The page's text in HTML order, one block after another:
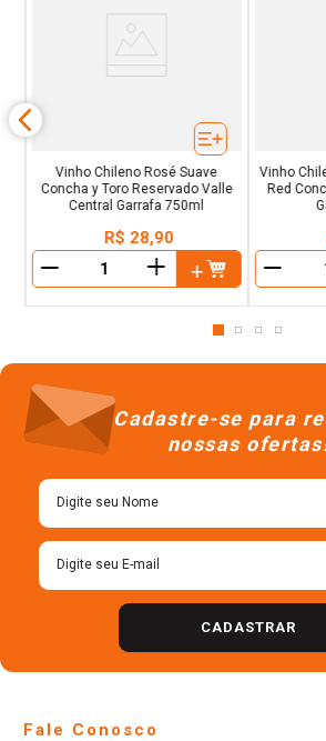
Vinho Chileno Rosé Suave
Concha y Toro Reservado Valle
Central Garrafa 750ml
R$ 28,90
＋
Vinho
Red
Cadastre-se para
nossas
CADASTRAR
Fale Conosco